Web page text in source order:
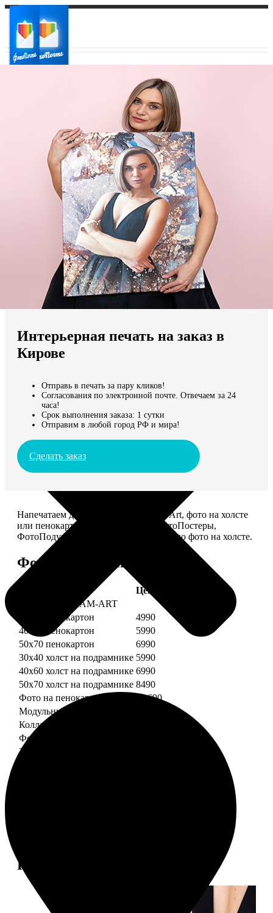
Ваш регион доставки
Выберите из списка:
Мы доставляем по всему миру
Продолжить без города
Интерьерная печать на заказ в
Кирове
Отправь в печать за пару кликов!
Согласования по электронной почте. Отвечаем за 24
часа!
Срок выполнения заказа: 1 сутки
Отправим в любой город РФ и мира!
Сделать заказ
Напечатаем для вас картины Dream-Art, фото на холсте
или пенокартоне, ФотоМозаику, ФотоПостеры,
ФотоПодушки или напишем портрет по фото на холсте.
Форматы и цены
Цена, руб.
Картины DREAM-ART
30х40 пенокартон
4990
40х60 пенокартон
5990
50х70 пенокартон
6990
30х40 холст на подрамнике 5990
40х60 холст на подрамнике 6990
50х70 холст на подрамнике 8490
Фото на пенокартоне
от 690
Модульный пенокартон
Коллаж на пенокартоне
ФотоМозаика
30х40 пенокартон
Примеры работ